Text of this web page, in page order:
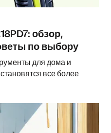
обзор,
по выбору
для дома и
все более